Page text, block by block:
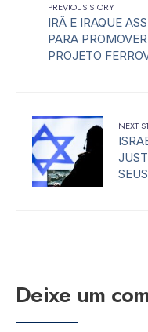
PREVIOUS STORY
IRÃ E IRAQUE
PARA
PROJETO
NEXT
Deixe um